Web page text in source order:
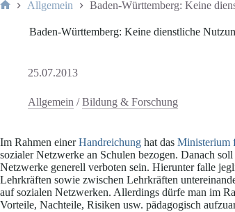
Allgemein Baden-Württemberg: Keine
Baden-Württemberg: Keine dienstliche
25.07.2013
Allgemein /Bildung & Forschung
Im Rahmen einerHandreichung hat das Ministerium
sozialer Netzwerke an Schulen bezogen. Danach
Netzwerke generell verboten sein. Hierunter falle
Lehrkräften sowie zwischen Lehrkräften
auf sozialen Netzwerken. Allerdings dürfe man im
Vorteile, Nachteile, Risiken usw. pädagogisch